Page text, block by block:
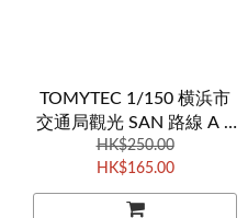
TOMYTEC 1/150 横浜市
交通局觀光 SAN 路線 A ~
紅磚巴士 (341178)
HK$250.00
HK$165.00